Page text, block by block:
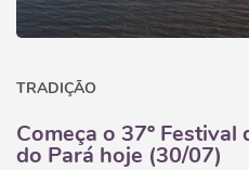
TRADIÇÃO
Começa o 37º
do Pará hoje (30/07)